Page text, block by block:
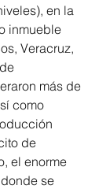
en la
inmueble
Veracruz,
más de
como
de
el enorme
se